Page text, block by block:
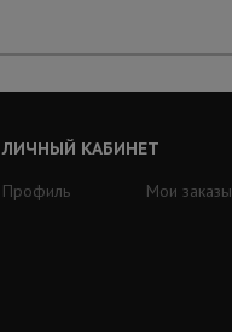
ЛИЧНЫЙ КАБИНЕТ
Профиль
Мои заказы